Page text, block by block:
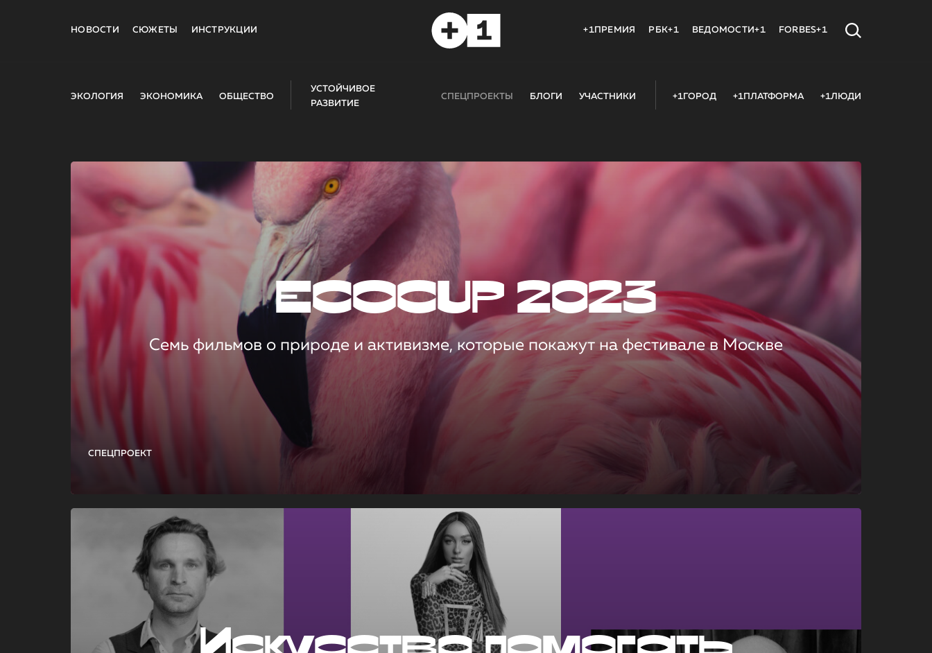
НОВОСТИ СЮЖЕТЫ ИНСТРУКЦИИ +1ПРЕМИЯ РБК+1 ВЕДОМОСТИ+1 FORBES+1
ЭКОЛОГИЯ ЭКОНОМИКА ОБЩЕСТВО
УСТОЙЧИВОЕ
РАЗВИТИЕ
СПЕЦПРОЕКТЫ БЛОГИ УЧАСТНИКИ +1ГОРОД +1ПЛАТФОРМА +1ЛЮДИ
СПЕЦПРОЕКТ
ECOCUP 2023
Семь фильмов о природе и активизме, которые покажут на фестивале в Москве